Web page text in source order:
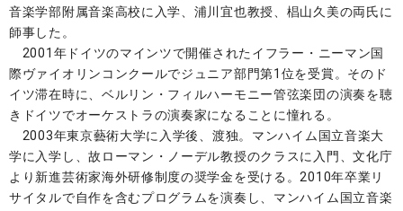
音楽学部附属音楽高校に入学、浦川宜也教授、椙山久美の両氏に
師事した。
2001年ドイツのマインツで開催されたイフラー・ニーマン国
際ヴァイオリンコンクールでジュニア部門第1位を受賞。そのド
イツ滞在時に、ベルリン・フィルハーモニー管弦楽団の演奏を聴
きドイツでオーケストラの演奏家になることに憧れる。
2003年東京藝術大学に入学後、渡独。マンハイム国立音楽大
学に入学し、故ローマン・ノーデル教授のクラスに入門、文化庁
より新進芸術家海外研修制度の奨学金を受ける。2010年卒業リ
サイタルで自作を含むプログラムを演奏し、マンハイム国立音楽